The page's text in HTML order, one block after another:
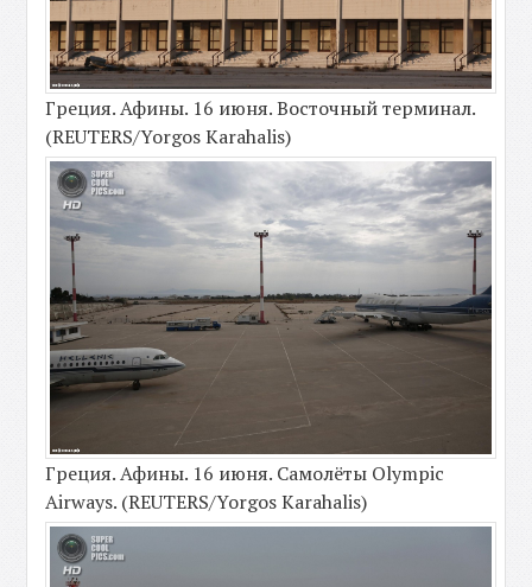
Греция. Афины. 16 июня. Восточный терминал.
(REUTERS/Yorgos Karahalis)
Греция. Афины. 16 июня. Самолёты Olympic
Airways. (REUTERS/Yorgos Karahalis)